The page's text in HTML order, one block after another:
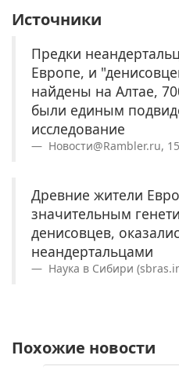
Источники
Предки
Европе, и
найдены на Алтае,
были единым
исследование
Новости@Rambler.ru,
Древние жители
значительным
денисовцев,
неандертальцами
Наука в Сибири
Похожие новости